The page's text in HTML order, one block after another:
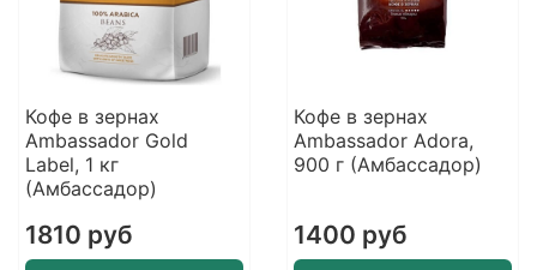
Кофе в зернах
Ambassador Gold
Label, 1 кг
(Амбассадор)
1810 руб
Кофе в зернах
Ambassador Adora,
900 г (Амбассадор)
1400 руб